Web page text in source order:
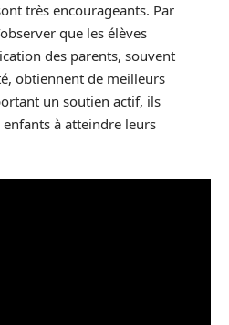
très encourageants. Par
que les élèves
des parents, souvent
obtiennent de meilleurs
un soutien actif, ils
à atteindre leurs